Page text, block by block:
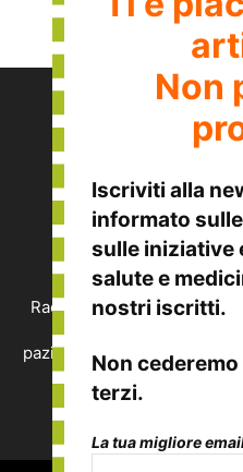
CHI
Raccontiamo le eccellenze
salute e nel benessere,
paziente. Vuoi segnalare
Non
Iscriviti alla
informato sulle
sulle iniziative
salute e
nostri iscritti.
Non
terzi.
La tua migliore